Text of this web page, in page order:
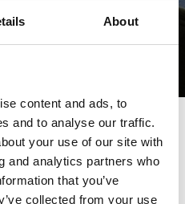
About
content and ads, to
and to analyse our traffic.
your use of our site with
and analytics partners who
that you’ve
collected from your use
pasta